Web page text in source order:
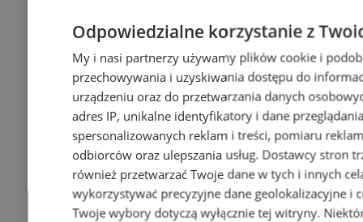
Odpowiedzialne korzystanie z
My i nasi partnerzy używamy plików cookie i
przechowywania i uzyskiwania dostępu do
urządzeniu oraz do przetwarzania danych
adres IP, unikalne identyfikatory i dane
spersonalizowanych reklam i treści, pomiaru
odbiorców oraz ulepszania usług. Dostawcy stron
również przetwarzać Twoje dane w tych i innych
wykorzystywać precyzyjne dane geolokalizacyjne i
Twoje wybory dotyczą wyłącznie tej witryny.